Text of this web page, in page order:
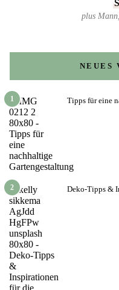
plus
NEUES
1 Tipps für eine
2 Deko-Tipps &